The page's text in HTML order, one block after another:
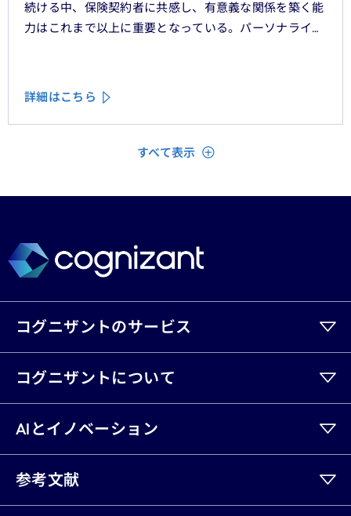
続ける中、保険契約者に共感し、有意義な関係を築く能
力はこれまで以上に重要となっている。パーソナライ
いる」「理解されている」と顧客に感じてもらうため
詳細はこちら
すべて表示 閉じる
コグニザントのサービス
コグニザントについて
AIとイノベーション
参考文献